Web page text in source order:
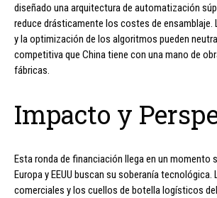
diseñado una arquitectura de automatización
reduce drásticamente los costes de ensamblaje.
y la optimización de los algoritmos pueden
competitiva que China tiene con una mano de
fábricas.
Impacto y
Esta ronda de financiación llega en un momento
Europa y EEUU buscan su soberanía tecnológica.
comerciales y los cuellos de botella logísticos